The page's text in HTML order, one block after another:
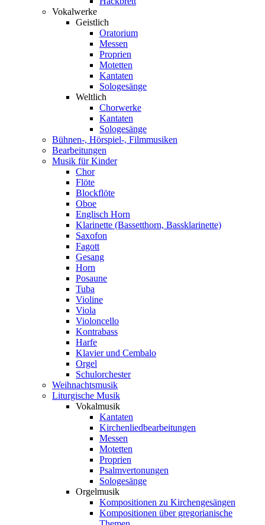
Vokalwerke
Geistlich
Oratorium
Messen
Proprien
Motetten
Kantaten
Sologesänge
Weltlich
Chorwerke
Kantaten
Sologesänge
Bühnen-, Hörspiel-, Filmmusiken
Bearbeitungen
Musik für Kinder
Chor
Flöte
Blockflöte
Oboe
Englisch Horn
Klarinette (Bassetthorn, Bassklarinette)
Saxofon
Fagott
Gesang
Horn
Posaune
Tuba
Violine
Viola
Violoncello
Kontrabass
Harfe
Klavier und Cembalo
Orgel
Schulorchester
Weihnachtsmusik
Liturgische Musik
Vokalmusik
Kantaten
Kirchenliedbearbeitungen
Messen
Motetten
Proprien
Psalmvertonungen
Sologesänge
Orgelmusik
Kompositionen zu Kirchengesängen
Kompositionen über gregorianische